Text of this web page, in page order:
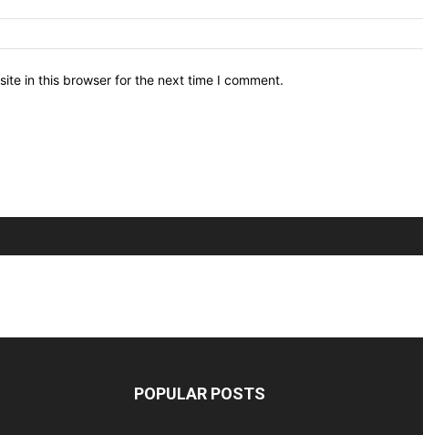
in this browser for the next time I comment.
POPULAR POSTS